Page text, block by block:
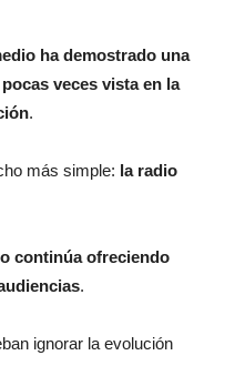
ha demostrado una
veces vista en la
.
más simple: la radio
continúa ofreciendo
.
ignorar la evolución